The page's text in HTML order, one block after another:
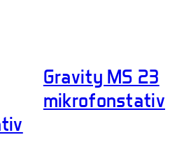
Gravity MS 23
mikrofonstativ